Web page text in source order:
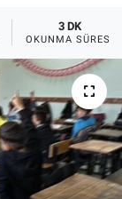
3 DK
OKUNMA SÜRESI